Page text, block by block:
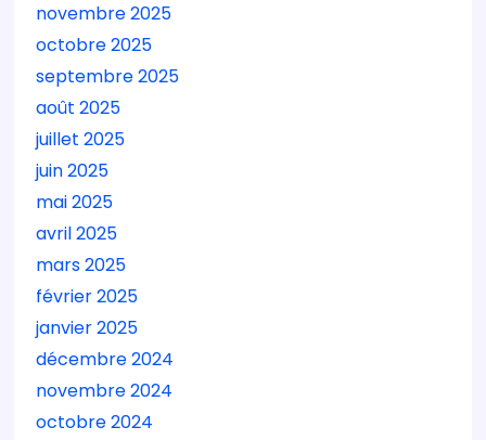
novembre 2025
octobre 2025
septembre 2025
août 2025
juillet 2025
juin 2025
mai 2025
avril 2025
mars 2025
février 2025
janvier 2025
décembre 2024
novembre 2024
octobre 2024